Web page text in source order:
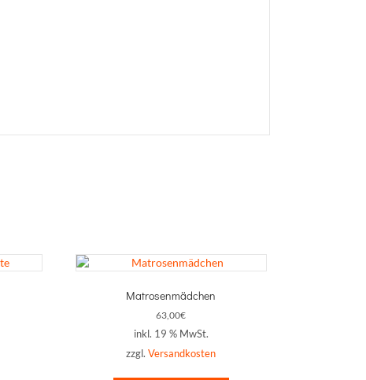
Matrosenmädchen
63,00€
inkl. 19 % MwSt.
zzgl.Versandkosten